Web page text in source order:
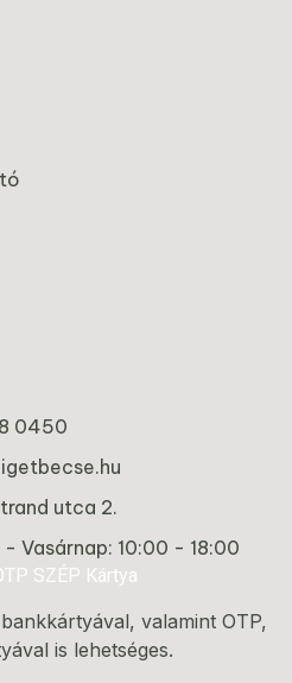
0450
utca 2.
Vasárnap: 10:00 - 18:00
valamint OTP,
is lehetséges.